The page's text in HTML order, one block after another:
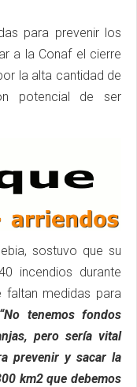
para prevenir los
a la Conaf el cierre
la alta cantidad de
potencial de ser
sostuvo que su
incendios durante
faltan medidas para
“No tenemos fondos
pero sería vital
prevenir y sacar la
km2 que debemos